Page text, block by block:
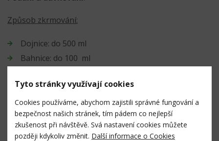
Způsob zkrmování:
Dojnice: do 500 ml
Bahnice: do 100 ml
K doplnění aktuálního nedostatku podmíněného
výživou:
Tyto stránky využívají cookies
Cookies používáme, abychom zajistili správné fungování a
bezpečnost našich stránek, tím pádem co nejlepší
zkušenost při návštěvě. Svá nastavení cookies můžete
později kdykoliv změnit. Další informace o Cookies